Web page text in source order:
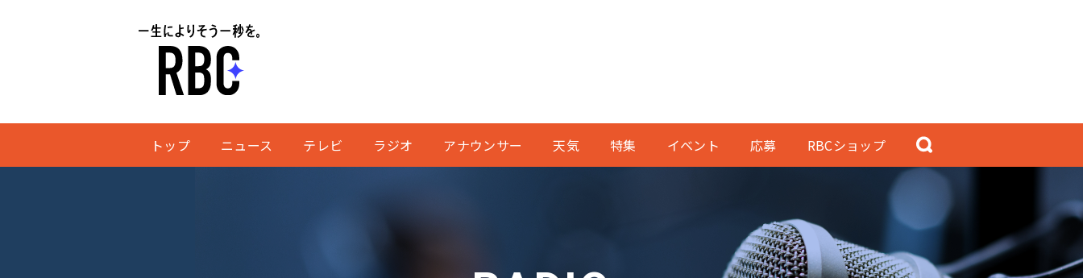
トップ ニュース テレビ ラジオ アナウンサー 天気 特集 イベント 応募 RBCショップ